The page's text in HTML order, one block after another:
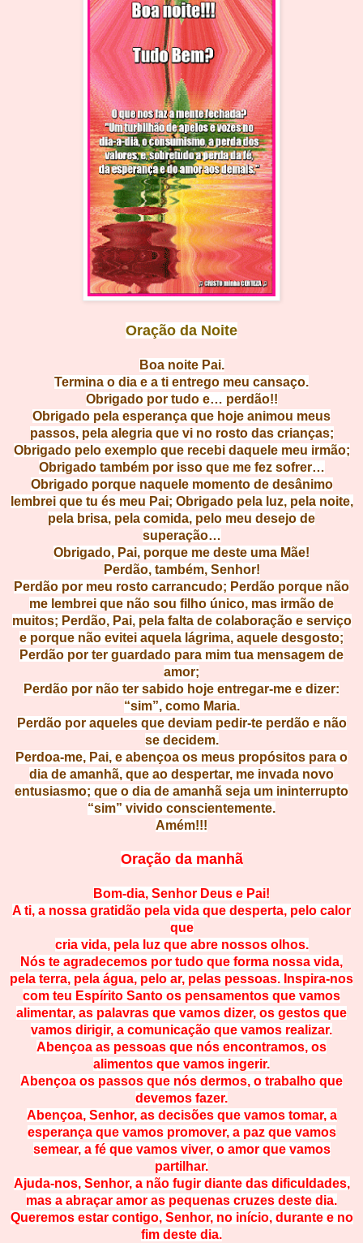
Oração da Noite
Boa noite Pai.
Termina o dia e a ti entrego meu cansaço.
Obrigado por tudo e… perdão!!
Obrigado pela esperança que hoje animou meus
passos, pela alegria que vi no rosto das crianças;
Obrigado pelo exemplo que recebi daquele meu irmão;
Obrigado também por isso que me fez sofrer…
Obrigado porque naquele momentode desânimo
lembrei que tu és meu Pai; Obrigado pela luz, pela noite,
pela brisa, pela comida, pelo meu desejo de
superação…
Obrigado, Pai, porque me deste uma Mãe!
Perdão, também, Senhor!
Perdão por meu rosto carrancudo; Perdão porque não
me lembrei que não sou filho único, mas irmão de
muitos; Perdão, Pai, pela falta de colaboração e serviço
e porque não evitei aquela lágrima, aquele desgosto;
Perdão por ter guardado para mim tua mensagem de
amor;
Perdão por não ter sabido hoje entregar-me e dizer:
“sim”, como Maria.
Perdão por aqueles que deviam pedir-te perdão e não
se decidem.
Perdoa-me, Pai, e abençoa os meus propósitos para o
dia de amanhã, que ao despertar, me invada novo
entusiasmo; que o dia de amanhã seja um ininterrupto
“sim” vivido conscientemente.
Amém!!!
Oração da manhã
Bom-dia, Senhor Deus e Pai!
A ti, a nossa gratidão pela vida que desperta, pelo calor
que
cria vida, pela luz que abre nossos olhos.
Nós te agradecemos por tudo que forma nossa vida,
pela terra, pela água, pelo ar, pelas pessoas. Inspira-nos
com teu Espírito Santo os pensamentos que vamos
alimentar, as palavras que vamos dizer, os gestos que
vamos dirigir, a comunicação que vamos realizar.
Abençoa as pessoas que nós encontramos, os
alimentos que vamos ingerir.
Abençoa os passos que nós dermos, o trabalho que
devemos fazer.
Abençoa, Senhor, as decisões que vamos tomar, a
esperança que vamos promover, a paz que vamos
semear, a fé que vamos viver, o amor que vamos
partilhar.
Ajuda-nos, Senhor, a não fugir diante das dificuldades,
mas a abraçar amor as pequenas cruzes deste dia.
Queremos estar contigo, Senhor, no início, durante e no
fim deste dia.